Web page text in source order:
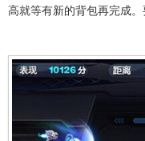
高就等有新的背包再完成。